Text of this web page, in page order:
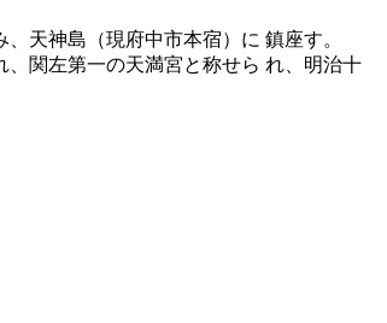
天神島（現府中市本宿）に 鎮座す。
関左第一の天満宮と称せら れ、明治十